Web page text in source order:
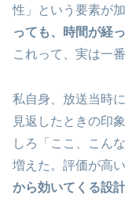
性」という要素が
っても、時間が経
これって、実は一番
私自身、放送当時
見返したときの印
しろ「ここ、こん
増えた。評価が高
から効いてくる設計